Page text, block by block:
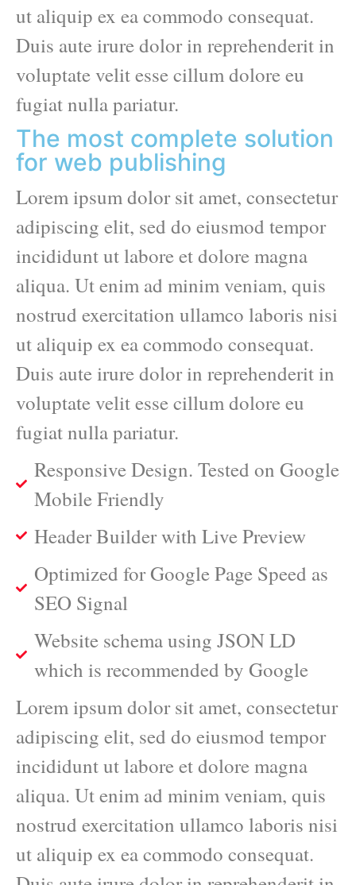
ut aliquip ex ea commodo consequat.
Duis aute irure dolor in reprehenderit in
voluptate velit esse cillum dolore eu
fugiat nulla pariatur.
The most complete solution
for web publishing
Lorem ipsum dolor sit amet, consectetur
adipiscing elit, sed do eiusmod tempor
incididunt ut labore et dolore magna
aliqua. Ut enim ad minim veniam, quis
nostrud exercitation ullamco laboris nisi
ut aliquip ex ea commodo consequat.
Duis aute irure dolor in reprehenderit in
voluptate velit esse cillum dolore eu
fugiat nulla pariatur.
Responsive Design. Tested on Google
Mobile Friendly
Header Builder with Live Preview
Optimized for Google Page Speed as
SEO Signal
Website schema using JSON LD
which is recommended by Google
Lorem ipsum dolor sit amet, consectetur
adipiscing elit, sed do eiusmod tempor
incididunt ut labore et dolore magna
aliqua. Ut enim ad minim veniam, quis
nostrud exercitation ullamco laboris nisi
ut aliquip ex ea commodo consequat.